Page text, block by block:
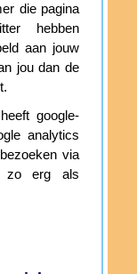
die pagina
hebben
aan jouw
jou dan de
google-
analytics
via
zo erg als